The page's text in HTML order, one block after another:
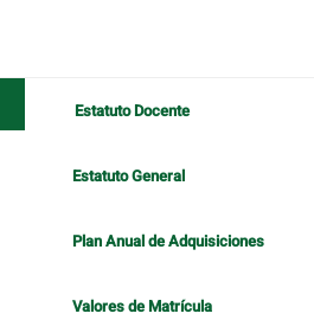
Estatuto Docente
Estatuto General
Plan Anual de Adquisiciones
Valores de Matrícula